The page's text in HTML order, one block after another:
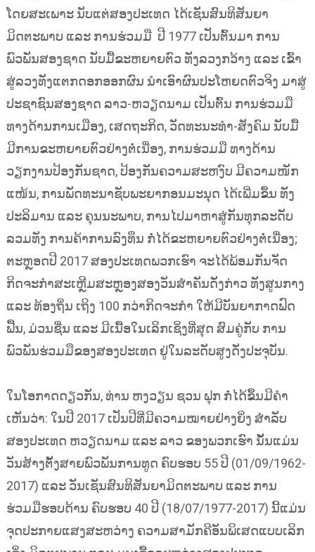
ໂດຍສະເພາະ ນັບແຕ່ສອງປະເທດ ໄດ້ເຊັນສົນທິສັນຍາ
ມິດຕະພາບ ແລະ ການຮ່ວມມື ປີ 1977 ເປັນຕົ້ນມາ ການ
ພົວພັນສອງຊາດ ນັບມື້ຂະຫຍາຍຕົວ ທັງລວງກວ້າງ ແລະ ເຂົ້າ
ສູ່ລວງທັງແຕກດອກອອກຜົນ ນຳເອົາຜົນປະໂຫຍດຕົວຈິງ ມາສູ່
ປະຊາຊົນສອງຊາດ ລາວ-ຫວຽດນາມ ເປັນຕົ້ນ ການຮ່ວມມື
ທາງດ້ານການເມືອງ, ເສດຖະກິດ, ວັດທະນະທຳ-ສັງຄົມ ນັບມື້
ມີການຂະຫຍາຍຕົວຢ່າງຕໍ່ເນື່ອງ, ການຮ່ວມມື ທາງດ້ານ
ວຽກງານປ້ອງກັນຊາດ, ປ້ອງກັນຄວາມສະຫງົບ ມີຄວາມໜັກ
ແໜ້ນ, ການພັດທະນາຊັບພະຍາກອນມະນຸດ ໄດ້ເພີ່ມຂຶ້ນ ທັງ
ປະລິມານ ແລະ ຄຸນນະພາບ, ການໄປມາຫາສູ່ກັນທຸກລະດັບ
ລວມທັງ ການຄ້າການລົງທຶນ ກໍ່ໄດ້ຂະຫຍາຍຕົວຢ່າງຕໍ່ເນື່ອງ;
ຕະຫຼອດປີ 2017 ສອງປະເທດພວກເຮົາ ຈະໄດ້ພ້ອມກັນຈັດ
ກິດຈະກຳສະເຫຼີມສະຫຼອງສອງວັນສຳຄັນດັ່ງກ່າວ ທັງສູນກາງ
ແລະ ທ້ອງຖິ່ນ ເຖິງ 100 ກວ່າກິດຈະກຳ ໃຫ້ມີບັນຍາກາດຟົດ
ຟື້ນ, ມ່ວນຊື່ນ ແລະ ມີເນື້ອໃນເລິກເຊິ່ງທີ່ສຸດ ສົມຄູ່ກັບ ການ
ພົວພັນຮ່ວມມືຂອງສອງປະເທດ ຢູ່ໃນລະດັບສູງດັ່ງປະຈຸບັນ.
ໃນໂອກາດດຽວກັນ, ທ່ານ ຫງວຽນ ຊວນ ຟຸກ ກໍ່ໄດ້ຂຶ້ນມີຄຳ
ເຫັນວ່າ: ໃນປີ 2017 ເປັນປີທີ່ມີຄວາມໝາຍຢ່າງຍິ່ງ ສຳລັບ
ສອງປະເທດ ຫວຽດນາມ ແລະ ລາວ ຂອງພວກເຮົາ ນັ້ນແມ່ນ
ວັນສ້າງຕັ້ງສາຍພົວພັນການທູດ ຄົບຮອບ 55 ປີ (01/09/1962-
2017) ແລະ ວັນເຊັນສົນທິສັນຍາມິດຕະພາບ ແລະ ການ
ຮ່ວມມືຮອບດ້ານ ຄົບຮອບ 40 ປີ (18/07/1977-2017) ນີ້ແມ່ນ
ຈຸດປະກາຍແສງສະຫວ່າງ ຄວາມສາມັກຄີອັນພິເສດແບບເລິກ